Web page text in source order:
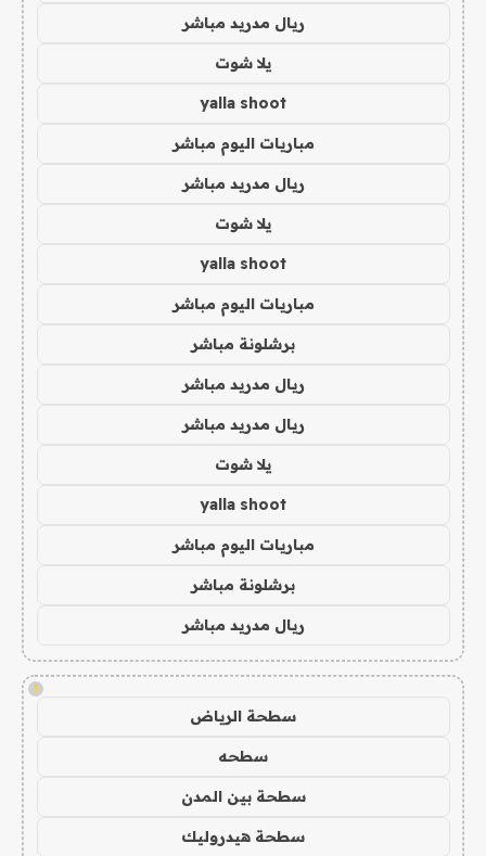
ريال مدريد مباشر
يلا شوت
yalla shoot
مباريات اليوم مباشر
ريال مدريد مباشر
يلا شوت
yalla shoot
مباريات اليوم مباشر
برشلونة مباشر
ريال مدريد مباشر
ريال مدريد مباشر
يلا شوت
yalla shoot
مباريات اليوم مباشر
برشلونة مباشر
ريال مدريد مباشر
!
سطحة الرياض
سطحه
سطحة بين المدن
سطحة هيدروليك